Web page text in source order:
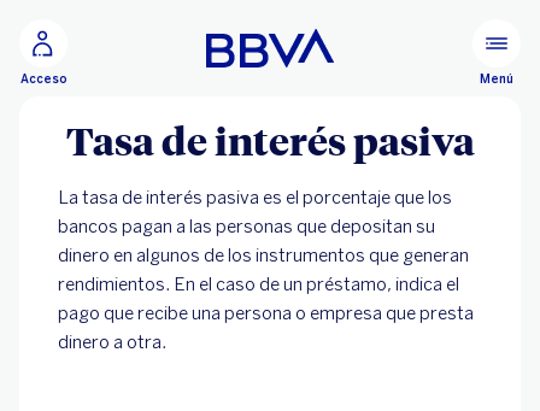
Acceso Menú
Tasa de interés pasiva
La tasa de interés pasiva es el porcentaje que los
bancos pagan a las personas que depositan su
dinero en algunos de los instrumentos que generan
rendimientos. En el caso de un préstamo, indica el
pago que recibe una persona o empresa que presta
dinero a otra.